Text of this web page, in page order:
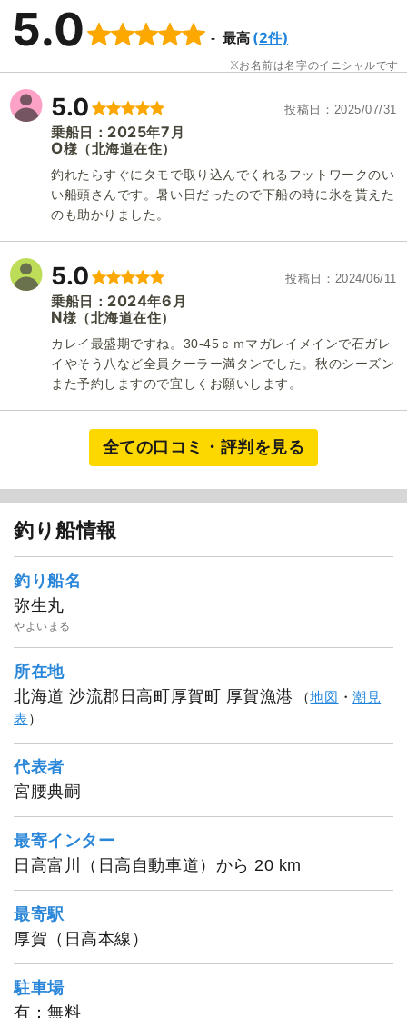
5.0 最高 (2件)
お名前は名字のイニシャルです
5.0 投稿日 2025/07/31
乗船日： 2025年7 月
O様 （北海道在住）
釣れたらすぐにタモで取り込んでくれるフットワークのい
い船頭さんです。暑い日だったので下船の時に氷を貰えた
のも助かりました。
5.0 投稿日 2024/06/11
乗船日： 2024年6 月
N様 （北海道在住）
カレイ最盛期ですね。30-45ｃｍマガレイメインで石ガレ
イやそう八など全員クーラー満タンでした。秋のシーズン
また予約しますので宜しくお願いします。
全ての口コミ・評判を見る
釣り船情報
釣り船名
弥生丸
やよいまる
所在地
北海道 沙流郡日高町厚賀町 厚賀漁港
（地図 ・潮見
表）
代表者
宮腰典嗣
最寄インター
日高富川（日高自動車道）から 20 km
最寄駅
厚賀（日高本線）
駐車場
有：無料